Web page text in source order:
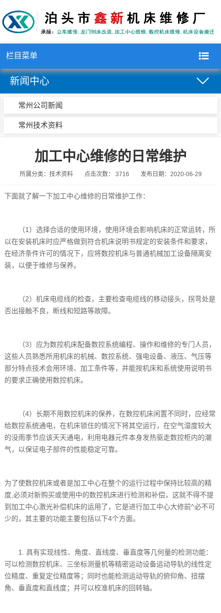
栏目菜单
新闻中心
常州公司新闻
常州技术资料
加工中心维修的日常维护
所属分类：技术资料 点击次数： 3716 发布日期：2020-06-29
下面就了解一下加工中心维修的日常维护工作：
（1）选择合适的使用环境，使用环境会影响机床的正常运转，所
以在安装机床时应严格做到符合机床说明书规定的安装条件和要求，
在经济条件许可的情况下，应将数控机床与普通机械加工设备隔离安
装，以便于维修与保养。
（2）机床电缆线的检查，主要检查电缆线的移动接头，拐弯处是
否出接触不良，断线和短路等故障。
（3）应为数控机床配备数控系统编程、操作和维修的专门人员，
这些人员熟悉所用机床的机械、数控系统、强电设备、液压、气压等
部分特点技术会用环境、加工条件等，并能按机床和系统使用说明书
的要求正确使用数控机床。
（4）长期不用数控机床的保养，在数控机床闲置不同时，应经常
给数控系统通电，在机床锁住的情况下将其空运行，在空气湿度较大
的没雨季节应该天天通电，利用电器元件本身发热驱走数控柜内的潮
气，以保证电子部件的性能稳定可靠。
为了使数控机床或者是加工中心在整个的运行过程中保持比较高的精
度,必须对新购买或使用中的数控机床进行检测和补偿，这就不得不提
到加工中心激光补偿机床的运用了，它是进行加工中心大修前^必不可
少的，其主要的功能主要包括以下4个方面。
1. 具有实现线性、角度、直线度、垂直度等几何量的检测功能：
可以检测数控机床、三坐标测量机等精密运动设备运动导轨的线性定
位精度、重复定位精度等；同时也能检测运动导轨的俯仰角、扭摆
角、垂直度和直线度；并可以校准机床的回转轴。